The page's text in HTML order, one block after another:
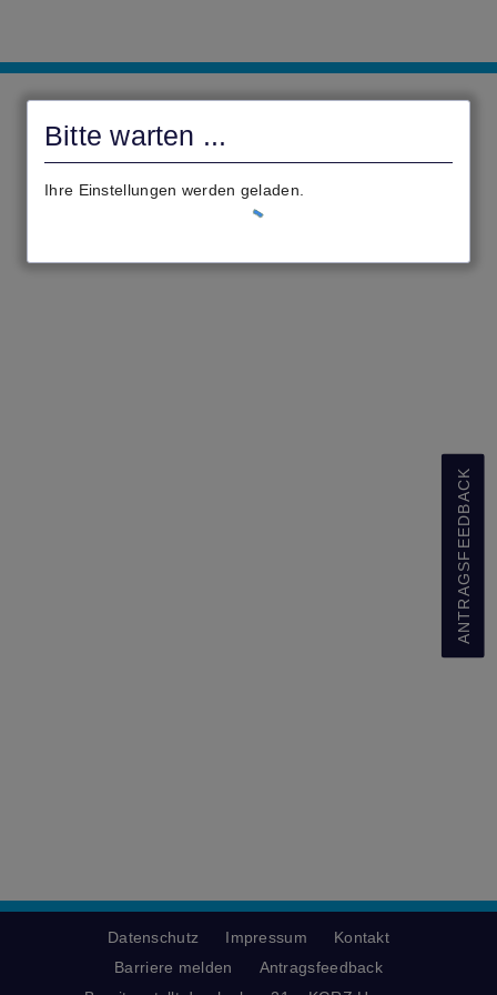
Bitte warten ...
Ihre Einstellungen werden geladen.
Kreises
Bergstraße
ANTRAGSFEEDBACK
Datenschutz Impressum
Kontakt
Barriere melden
Antragsfeedback